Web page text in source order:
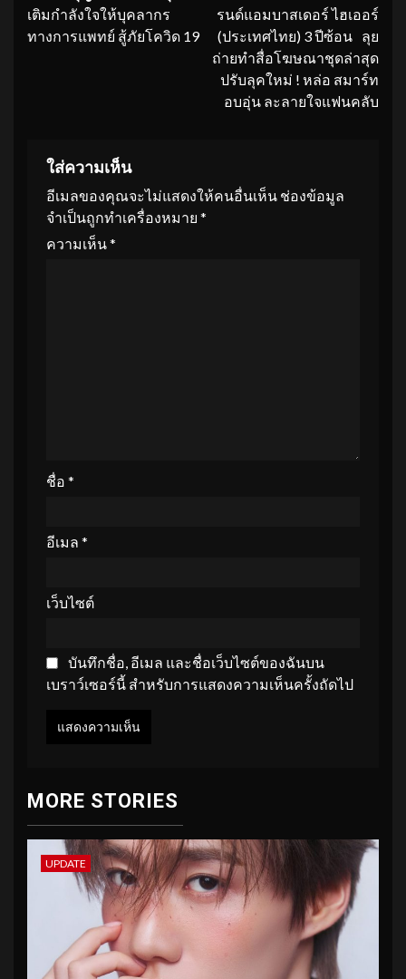
เติมกำลังใจให้บุคลากร
ทางการแพทย์ สู้ภัยโควิด 19
รนด์แอมบาสเดอร์ ไฮเออร์
(ประเทศไทย) 3 ปีซ้อน ลุย
ถ่ายทำสื่อโฆษณาชุดล่าสุด
ปรับลุคใหม่ ! หล่อ สมาร์ท
อบอุ่น ละลายใจแฟนคลับ
ใส่ความเห็น
อีเมลของคุณจะไม่แสดงให้คนอื่นเห็น ช่องข้อมูล
จำเป็นถูกทำเครื่องหมาย *
ความเห็น*
ชื่อ *
อีเมล *
เว็บไซต์
บันทึกชื่อ, อีเมล และชื่อเว็บไซต์ของฉันบน
เบราว์เซอร์นี้ สำหรับการแสดงความเห็นครั้งถัดไป
MORE STORIES
UPDATE